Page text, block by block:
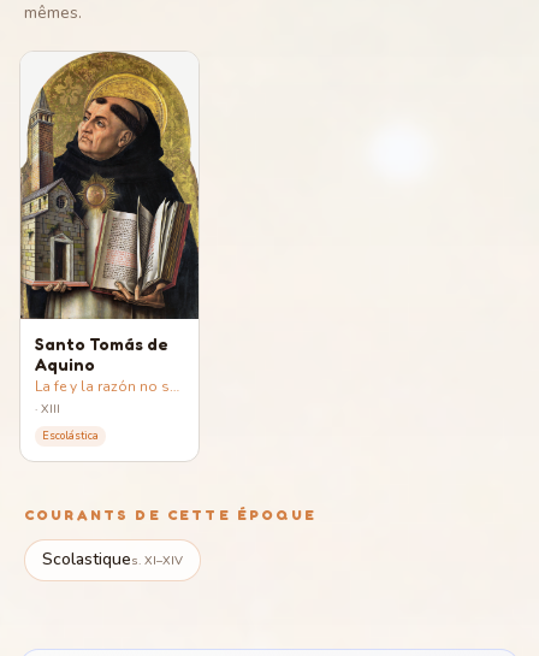
mêmes.
Santo Tomás de
Aquino
La fe y la razón no se contradicen
· XIII
Escolástica
COURANTS DE CETTE ÉPOQUE
Scolastiques. XI–XIV